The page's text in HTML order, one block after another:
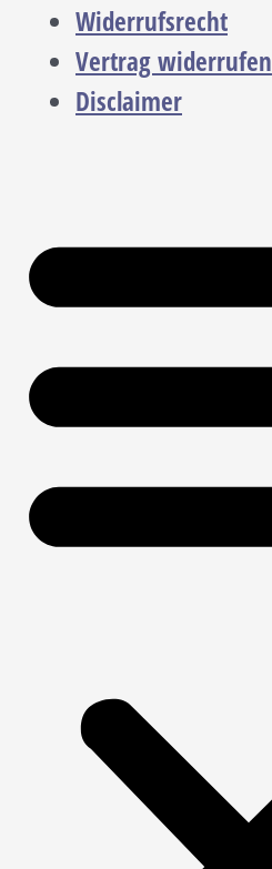
Widerrufsrecht
Vertrag widerrufen
Disclaimer